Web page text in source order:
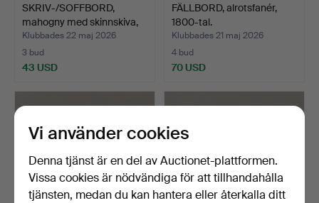
SKRIV-/SOFFBORD,
mahogny med skinnskiva,
e…
Klubbades 22 maj 2026
3 bud
43 USD
FÄLLBORD, alrotsfanér,
1800-tal.
Klubbades 21 maj 2026
4 bud
70 USD
Vi använder cookies
Denna tjänst är en del av Auctionet-plattformen.
Vissa cookies är nödvändiga för att tillhandahålla
tjänsten, medan du kan hantera eller återkalla ditt